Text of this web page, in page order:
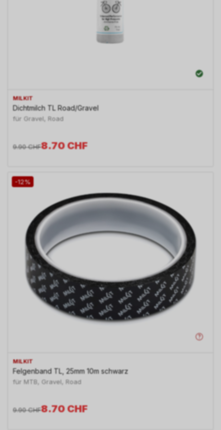
MILKIT
Dichtmilch TL Road/Gravel
für Gravel, Road
8.70CHF
9.90 CHF
-12%
MILKIT
Felgenband TL, 25mm 10m schwarz
für MTB, Gravel, Road
8.70CHF
9.90 CHF